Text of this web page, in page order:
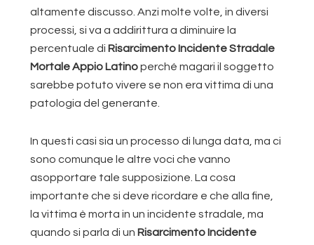
altamente discusso. Anzi molte volte, in diversi
processi, si va a addirittura a diminuire la
percentuale di Risarcimento Incidente Stradale
Mortale Appio Latinoperché magari il soggetto
sarebbe potuto vivere se non era vittima di una
patologia del generante.
In questi casi sia un processo di lunga data, ma ci
sono comunque le altre voci che vanno
asopportare tale supposizione. La cosa
importante che si deve ricordare e che alla fine,
la vittima è morta in un incidente stradale, ma
quando si parla di un Risarcimento Incidente